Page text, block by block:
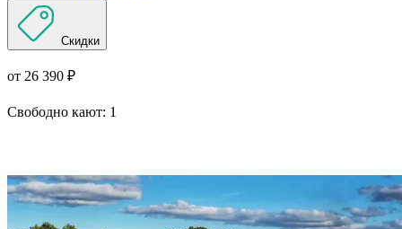
Скидки
от 26 390 ₽
Свободно кают: 1